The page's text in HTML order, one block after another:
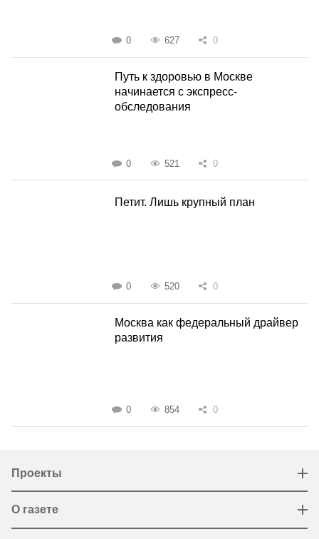
0 627 0
Путь к здоровью в Москве
начинается с экспресс-
обследования
0 521 0
Петит. Лишь крупный план
0 520 0
Москва как федеральный драйвер
развития
0 854 0
Проекты
О газете